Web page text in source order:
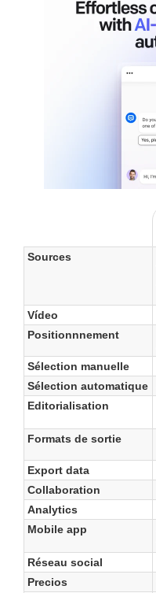
Sources
Vídeo
Positionnnement
Sélection manuelle
Sélection automatique
Editorialisation
Formats de sortie
Export data
Collaboration
Analytics
Mobile app
Réseau social
Precios